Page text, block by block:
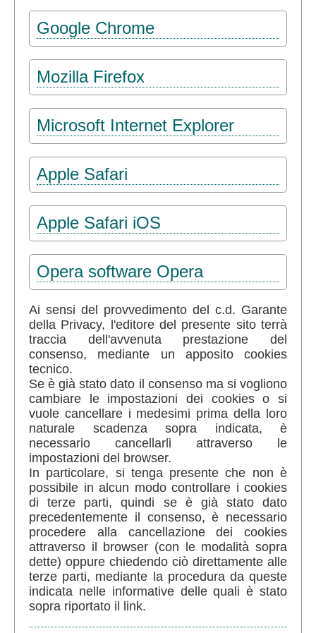
Google Chrome
Mozilla Firefox
Microsoft Internet Explorer
Apple Safari
Apple Safari iOS
Opera software Opera
Ai sensi del provvedimento del c.d. Garante
della Privacy, l'editore del presente sito terrà
traccia dell'avvenuta prestazione del
consenso, mediante un apposito cookies
tecnico.
Se è già stato dato il consenso ma si vogliono
cambiare le impostazioni dei cookies o si
vuole cancellare i medesimi prima della loro
naturale scadenza sopra indicata, è
necessario cancellarli attraverso le
impostazioni del browser.
In particolare, si tenga presente che non è
possibile in alcun modo controllare i cookies
di terze parti, quindi se è già stato dato
precedentemente il consenso, è necessario
procedere alla cancellazione dei cookies
attraverso il browser (con le modalità sopra
dette) oppure chiedendo ciò direttamente alle
terze parti, mediante la procedura da queste
indicata nelle informative delle quali è stato
sopra riportato il link.